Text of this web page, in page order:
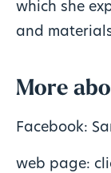
which she
and
More
Facebook:
web page: